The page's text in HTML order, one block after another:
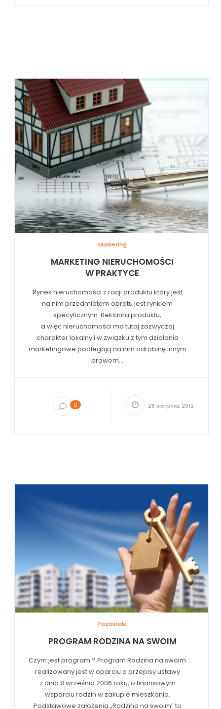
Marketing
MARKETING NIERUCHOMOŚCI
W PRAKTYCE
Rynek nieruchomości z racji produktu który jest
na nim przedmiotem obrotu jest rynkiem
specyficznym. Reklama produktu,
a więc nieruchomości ma tutaj zazwyczaj
charakter lokalny i w związku z tym działania
marketingowe podlegają na nim odrobinę innym
prawom...
0 26 sierpnia, 2012
Pozostałe
PROGRAM RODZINA NA SWOIM
Czym jest program ? Program Rodzina na swoim
realizowany jest w oparciu o przepisy ustawy
z dnia 8 września 2006 roku, o finansowym
wsparciu rodzin w zakupie mieszkania.
Podstawowe założenia „Rodzina na swoim” to